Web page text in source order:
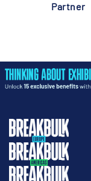
Partner